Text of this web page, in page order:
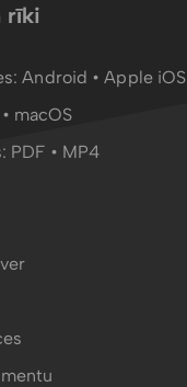
rīki
Android •Apple iOS
macOS
PDF • MP4